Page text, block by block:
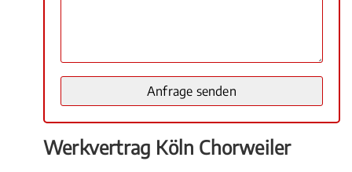
Werkvertrag Köln Chorweiler